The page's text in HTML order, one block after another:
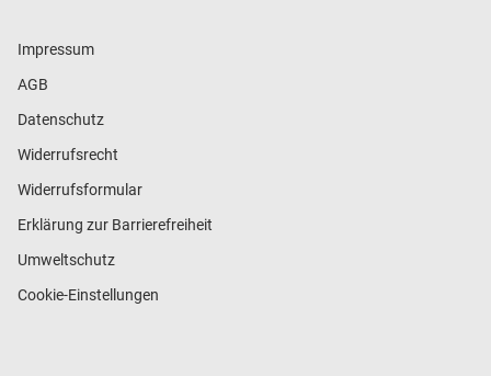
Impressum
AGB
Datenschutz
Widerrufsrecht
Widerrufsformular
Erklärung zur Barrierefreiheit
Umweltschutz
Cookie-Einstellungen